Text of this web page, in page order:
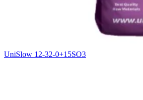
UniSlow 12-32-0+15SO3